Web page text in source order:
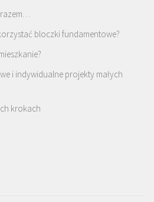
razem…
bloczki fundamentowe?
i indywidualne projekty małych
krokach